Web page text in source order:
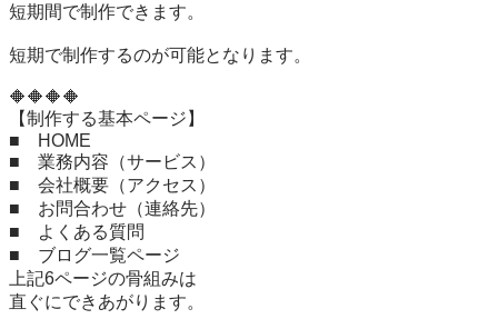
短期間で制作できます。
短期で制作するのが可能となります。
🔶🔶🔶🔶
【制作する基本ページ】
■　HOME
■　業務内容（サービス）
■　会社概要（アクセス）
■　お問合わせ（連絡先）
■　よくある質問
■　ブログ一覧ページ
上記6ページの骨組みは
直ぐにできあがります。